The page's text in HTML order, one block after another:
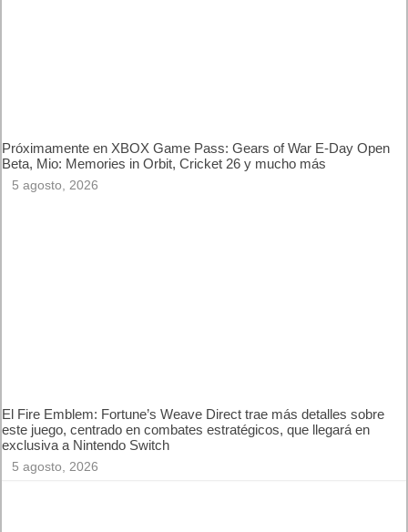
Próximamente en XBOX Game Pass: Gears of War E-Day Open
Beta, Mio: Memories in Orbit, Cricket 26 y mucho más
5 agosto, 2026
El Fire Emblem: Fortune’s Weave Direct trae más detalles sobre
este juego, centrado en combates estratégicos, que llegará en
exclusiva a Nintendo Switch
5 agosto, 2026